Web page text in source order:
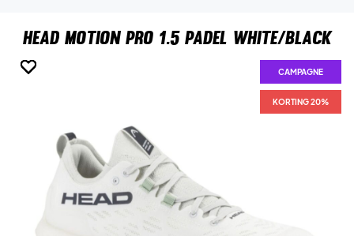
Head Motion Pro 1.5 Padel White/Black
CAMPAGNE
KORTING 20%
CAMPAGNE
KORTING 20%
CAMPAGNE
KORTING 20%
CAMPAGNE
KORTING 20%
CAMPAGNE
KORTING 20%
CAMPAGNE
KORTING 20%